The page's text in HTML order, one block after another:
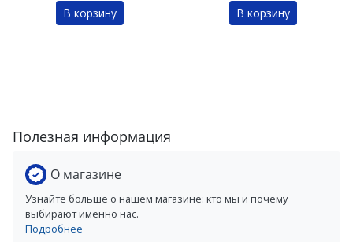
В корзину В корзину
Полезная информация
О магазине
Узнайте больше о нашем магазине: кто мы и почему
выбирают именно нас.
Подробнее